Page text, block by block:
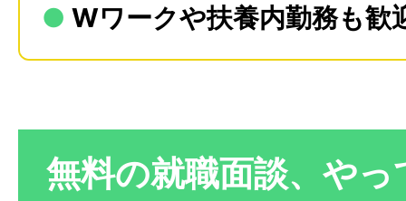
● Wワークや扶養内勤務も歓
無料の就職面談、やっ